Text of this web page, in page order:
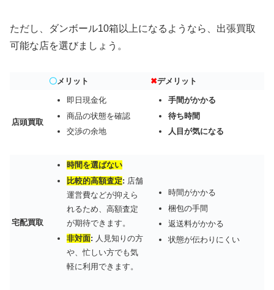
ただし、ダンボール10箱以上になるようなら、出張買取
可能な店を選びましょう。
〇 メリット ✖デメリット
店頭買取
即日現金化
商品の状態を確認
交渉の余地
手間がかかる
待ち時間
人目が気になる
宅配買取
時間を選ばない
比較的高額査定: 店舗
運営費などが抑えら
れるため、高額査定
が期待できます。
非対面: 人見知りの方
や、忙しい方でも気
軽に利用できます。
時間がかかる
梱包の手間
返送料がかかる
状態が伝わりにくい